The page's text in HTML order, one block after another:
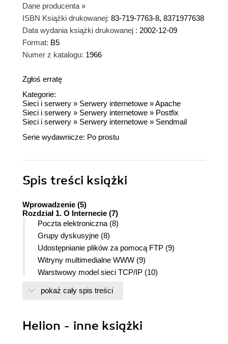
Dane producenta »
ISBN Książki drukowanej: 83-719-7763-8, 8371977638
Data wydania książki drukowanej : 2002-12-09
Format: B5
Numer z katalogu: 1966
Zgłoś erratę
Kategorie:
Sieci i serwery » Serwery internetowe »Apache
Sieci i serwery » Serwery internetowe » Postfix
Sieci i serwery » Serwery internetowe » Sendmail
Serie wydawnicze: Po prostu
Spis treści książki
Wprowadzenie (5)
Rozdział 1. O Internecie (7)
Poczta elektroniczna (8)
Grupy dyskusyjne (8)
Udostępnianie plików za pomocą FTP (9)
Witryny multimedialne WWW (9)
Warstwowy model sieci TCP/IP (10)
Lokalizacja zasobów URL (12)
Rozdział 3. Serwer linuksowy (15)
pokaż cały spis treści
Helion - inne książki